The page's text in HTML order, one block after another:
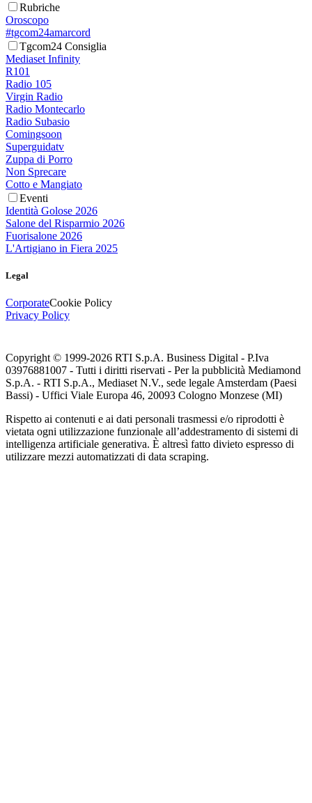
Rubriche
Oroscopo
#tgcom24amarcord
Tgcom24 Consiglia
Mediaset Infinity
R101
Radio 105
Virgin Radio
Radio Montecarlo
Radio Subasio
Comingsoon
Superguidatv
Zuppa di Porro
Non Sprecare
Cotto e Mangiato
Eventi
Identità Golose 2026
Salone del Risparmio 2026
Fuorisalone 2026
L'Artigiano in Fiera 2025
Legal
CorporateCookie Policy
Privacy Policy
Copyright © 1999-2026 RTI S.p.A. Business Digital - P.Iva
03976881007 - Tutti i diritti riservati - Per la pubblicità Mediamond
S.p.A. - RTI S.p.A., Mediaset N.V., sede legale Amsterdam (Paesi
Bassi) - Uffici Viale Europa 46, 20093 Cologno Monzese (MI)
Rispetto ai contenuti e ai dati personali trasmessi e/o riprodotti è
vietata ogni utilizzazione funzionale all’addestramento di sistemi di
intelligenza artificiale generativa. È altresì fatto divieto espresso di
utilizzare mezzi automatizzati di data scraping.